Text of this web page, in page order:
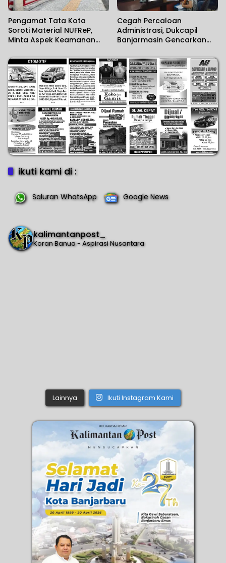
Pengamat Tata Kota
Soroti Material NUFReP,
Minta Aspek Keamanan
Maraknya Pencurian
Fasilitas Umum
Cegah Percaloan
Administrasi, Dukcapil
Banjarmasin Gencarkan
Berurusan kepada
Masyarakat
ikuti kami di :
Saluran WhatsApp Google News
kalimantanpost_
Koran Banua - Aspirasi Nusantara
Lainnya Ikuti Instagram Kami